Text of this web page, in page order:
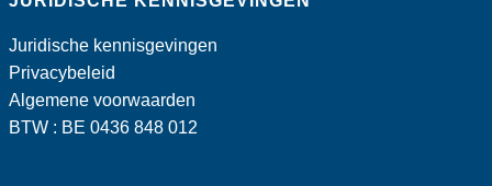
Juridische kennisgevingen
Privacybeleid
Algemene voorwaarden
BTW : BE 0436 848 012